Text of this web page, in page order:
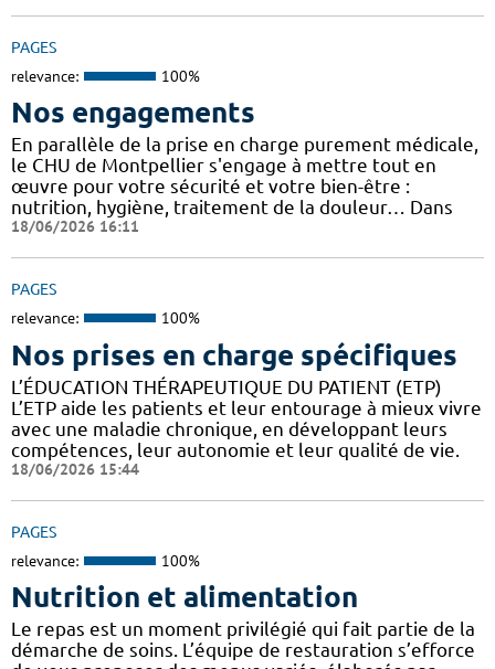
PAGES
relevance: 100%
Nos engagements
En parallèle de la prise en charge purement médicale,
le CHU de Montpellier s'engage à mettre tout en
œuvre pour votre sécurité et votre bien-être :
nutrition, hygiène, traitement de la douleur… Dans
18/06/2026 16:11
PAGES
relevance: 100%
Nos prises en charge spécifiques
L’ÉDUCATION THÉRAPEUTIQUE DU PATIENT (ETP)
L’ETP aide les patients et leur entourage à mieux vivre
avec une maladie chronique, en développant leurs
compétences, leur autonomie et leur qualité de vie.
18/06/2026 15:44
PAGES
relevance: 100%
Nutrition et alimentation
Le repas est un moment privilégié qui fait partie de la
démarche de soins. L’équipe de restauration s’efforce